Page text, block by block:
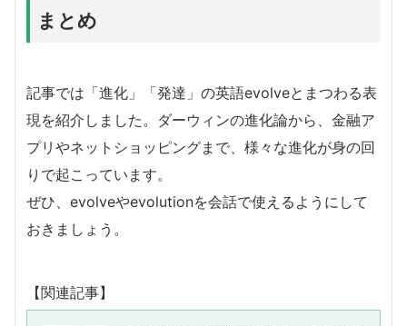
まとめ
記事では「進化」「発達」の英語evolveとまつわる表
現を紹介しました。ダーウィンの進化論から、金融ア
プリやネットショッピングまで、様々な進化が身の回
りで起こっています。
ぜひ、evolveやevolutionを会話で使えるようにして
おきましょう。
【関連記事】